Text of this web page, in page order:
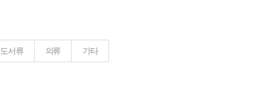
도서류 의류 기타